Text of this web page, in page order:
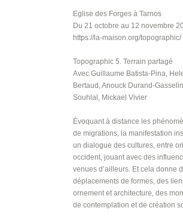
Eglise des Forges à Tarnos
Du 21 octobre au 12 novembre
https://la-maison.org/topographic/
Topographic 5. Terrain partagé
Avec Guillaume Batista-Pina,
Bertaud, Anouck Durand-
Souhlal, Mickael Vivier
Évoquant à distance les
de migrations, la manifestation
un dialogue des cultures, entre
occident, jouant avec des
venues d’ailleurs. Et cela donne
déplacements de formes, des
ornement et architecture, des
de contemplation et de création